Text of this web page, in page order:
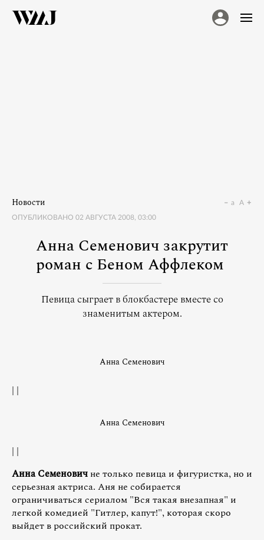
Новости
ОПУБЛИКОВАНО 02 АВГУСТА 2008, 03:00
a A
Анна Семенович закрутит
роман с Беном Аффлеком
Певица сыграет в блокбастере вместе со
знаменитым актером.
Анна Семенович
| |
Анна Семенович
| |
Анна Семенович не только певица и фигуристка, но и
серьезная актриса. Аня не собирается
ограничиваться сериалом "Вся такая внезапная" и
легкой комедией "Гитлер, капут!", которая скоро
выйдет в российский прокат.